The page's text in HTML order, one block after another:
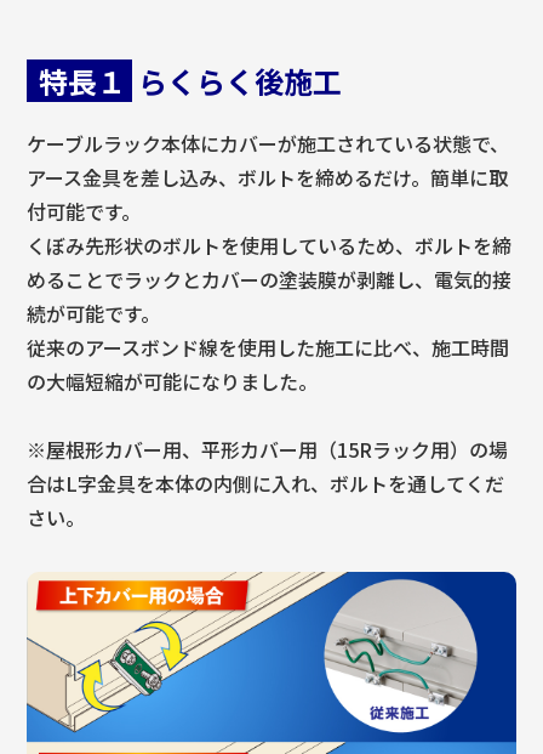
特長１ らくらく後施工
ケーブルラック本体にカバーが施工されている状態で、
アース金具を差し込み、ボルトを締めるだけ。簡単に取
付可能です。
くぼみ先形状のボルトを使用しているため、ボルトを締
めることでラックとカバーの塗装膜が剥離し、電気的接
続が可能です。
従来のアースボンド線を使用した施工に比べ、施工時間
の大幅短縮が可能になりました。
※屋根形カバー用、平形カバー用（15Rラック用）の場
合はL字金具を本体の内側に入れ、ボルトを通してくだ
さい。